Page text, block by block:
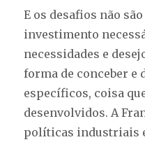
E os desafios não
investimento
necessidades e
forma de conceber e
específicos, coisa
desenvolvidos. A
políticas industriais